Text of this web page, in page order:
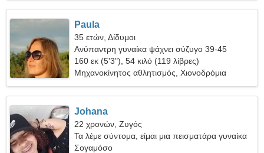
Paula
35 ετών, Δίδυμοι
Ανύπαντρη γυναίκα ψάχνει σύζυγο 39-45
160 εκ (5'3"), 54 κιλό (119 λίβρες)
Μηχανοκίνητος αθλητισμός, Χιονοδρόμια
Johana
22 χρονών, Ζυγός
Τα λέμε σύντομα, είμαι μια πεισματάρα γυναίκα
Σογαμόσο